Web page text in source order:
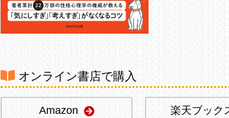
オンライン書店で購入
Amazon 楽天ブック